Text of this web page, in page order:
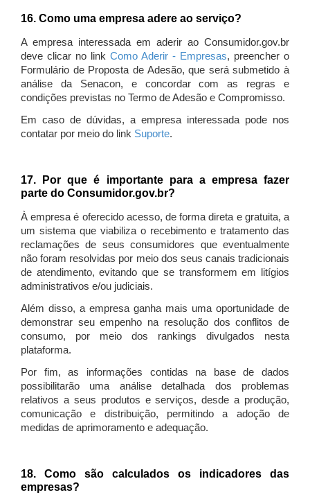
16. Como uma empresa adere ao serviço?
A empresa interessada em aderir ao Consumidor.gov.br
deve clicar no link Como Aderir - Empresas, preencher o
Formulário de Proposta de Adesão, que será submetido à
análise da Senacon, e concordar com as regras e
condições previstas no Termo de Adesão e Compromisso.
Em caso de dúvidas, a empresa interessada pode nos
contatar por meio do link Suporte.
17. Por que é importante para a empresa fazer
parte do Consumidor.gov.br?
À empresa é oferecido acesso, de forma direta e gratuita, a
um sistema que viabiliza o recebimento e tratamento das
reclamações de seus consumidores que eventualmente
não foram resolvidas por meio dos seus canais tradicionais
de atendimento, evitando que se transformem em litígios
administrativos e/ou judiciais.
Além disso, a empresa ganha mais uma oportunidade de
demonstrar seu empenho na resolução dos conflitos de
consumo, por meio dos rankings divulgados nesta
plataforma.
Por fim, as informações contidas na base de dados
possibilitarão uma análise detalhada dos problemas
relativos a seus produtos e serviços, desde a produção,
comunicação e distribuição, permitindo a adoção de
medidas de aprimoramento e adequação.
18. Como são calculados os indicadores das
empresas?